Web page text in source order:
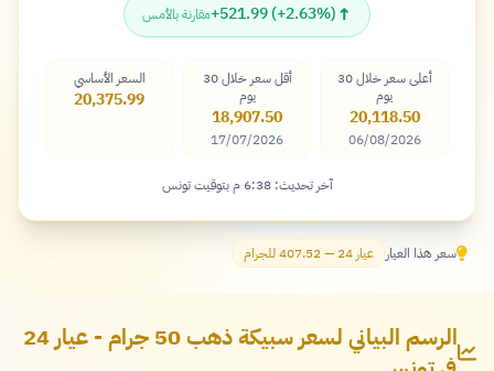
↑
+521.99 (+2.63%)مقارنة بالأمس
أعلى سعر خلال 30
يوم
20,118.50
06/08/2026
أقل سعر خلال 30
يوم
18,907.50
17/07/2026
السعر الأساسي
20,375.99
آخر تحديث: 6:38 م بتوقيت تونس
سعر هذا العيار عيار 24 — 407.52 للجرام
الرسم البياني لسعر سبيكة ذهب 50 جرام - عيار 24